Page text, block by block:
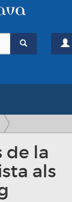
de la
als